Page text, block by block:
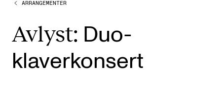
STUDIER
Bachelor
Master
ARRANGEMENTER
Avlyst: Duo-
klaverkonsert